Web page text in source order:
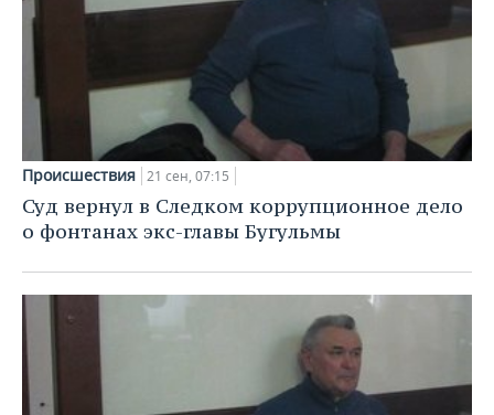
Происшествия 21 сен, 07:15
Суд вернул в Следком коррупционное дело
о фонтанах экс-главы Бугульмы